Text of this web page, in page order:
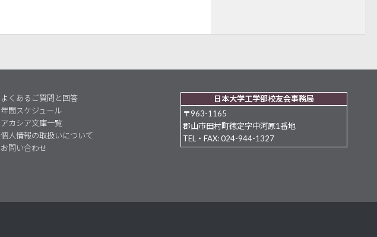
よくあるご質問と回答
年間スケジュール
アカシア文庫一覧
個人情報の取扱いについて
お問い合わせ
日本大学工学部校友会事務局
〒963-1165
郡山市田村町徳定字中河原1番地
TEL・FAX: 024-944-1327